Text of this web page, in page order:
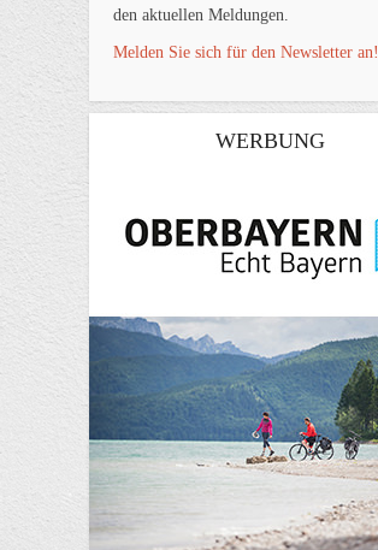
den aktuellen Meldungen.
Melden Sie sich für den Newsletter an!
WERBUNG